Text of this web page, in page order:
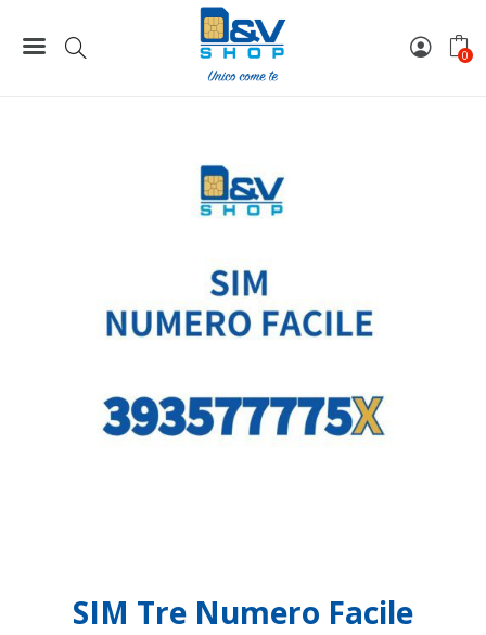
0
SIM Tre Numero Facile 393577775X Da Attivare
SIM Tre Numero Facile